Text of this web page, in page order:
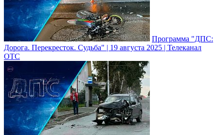
Программа "ДПС:
Дорога. Перекресток. Судьба" | 19 августа 2025 | Телеканал
ОТС